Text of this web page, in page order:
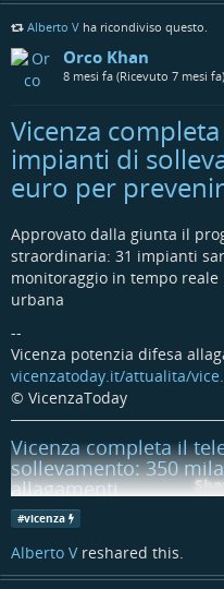
Alberto V ha ricondiviso questo.
Orco Khan
8 mesi fa (Ricevuto 7 mesi fa)
Vicenza
impianti di
euro per
Approvato dalla giunta il
straordinaria: 31 impianti
monitoraggio in tempo
urbana
--
Vicenza potenzia difesa
vicenzatoday.it/attualita/vice…
© VicenzaToday
Vicenza completa il
sollevamento: 350
allagamenti
Approvato dalla giunta il
impianti saranno uniformati con
#vicenza
Alberto Vreshared this.